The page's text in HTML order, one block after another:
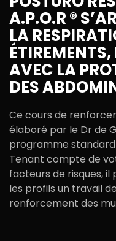
A.P.O.R ®
LA
ÉTIREMENTS,
AVEC LA
DES
Ce cours de
élaboré par le Dr de
programme standard
Tenant compte de
facteurs de risques,
les profils un travail
renforcement des